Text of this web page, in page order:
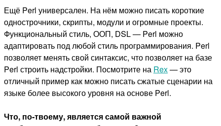
Ещё Perl универсален. На нём можно писать короткие
однострочники, скрипты, модули и огромные проекты.
Функциональный стиль, ООП, DSL — Perl можно
адаптировать под любой стиль программирования. Perl
позволяет менять свой синтаксис, что позволяет на базе
Perl строить надстройки. Посмотрите на Rex— это
отличный пример как можно писать сжатые сценарии на
языке более высокого уровня на основе Perl.
Что, по-твоему, является самой важной